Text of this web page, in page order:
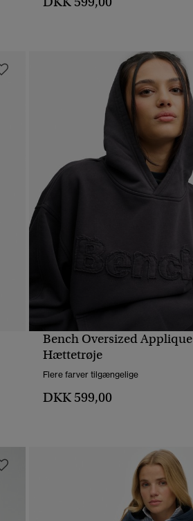
HURTIGVISNING
Bench Oversized Applique
Hættetrøje
Flere farver tilgængelige
DKK 599,00